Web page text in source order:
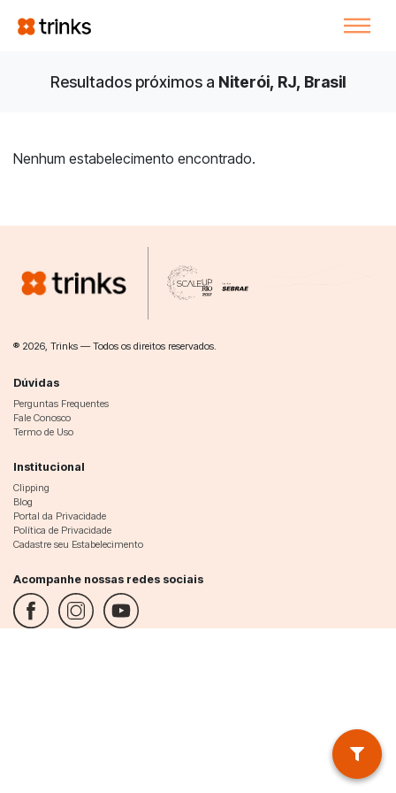
Resultados próximos a Niterói, RJ, Brasil
Nenhum estabelecimento encontrado.
® 2026, Trinks — Todos os direitos reservados.
Dúvidas
Perguntas Frequentes
Fale Conosco
Termo de Uso
Institucional
Clipping
Blog
Portal da Privacidade
Política de Privacidade
Cadastre seu Estabelecimento
Acompanhe nossas redes sociais